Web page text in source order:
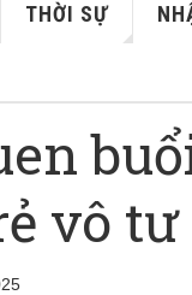
THỜI SỰ
vô